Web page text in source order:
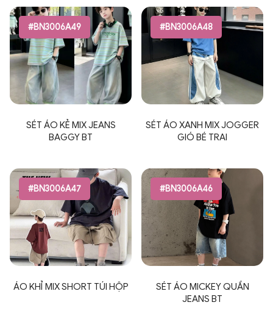
#BN3006A49
SÉT ÁO KẺ MIX JEANS
BAGGY BT
#BN3006A48
SÉT ÁO XANH MIX JOGGER
GIÓ BÉ TRAI
#BN3006A47
ÁO KHỈ MIX SHORT TÚI HỘP
#BN3006A46
SÉT ÁO MICKEY QUẦN
JEANS BT